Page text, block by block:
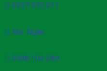
0937 973 911
Ms. Ngân
0988 102 289